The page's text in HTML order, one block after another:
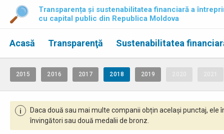
Transparența și sustenabilitatea financiară a
cu capital public din Republica Moldova
Acasă Transparenţă Sustenabilitatea
2015 2016 2017 2018 2019
i
Daca două sau mai multe companii obțin același punctaj,
învingători sau două medalii de bronz.